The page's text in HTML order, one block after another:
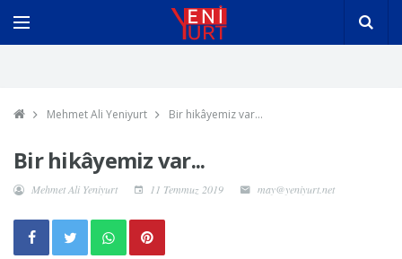
Mehmet Ali Yeniyurt Bir hikâyemiz var...
Bir hikâyemiz var...
Mehmet Ali Yeniyurt 11 Temmuz 2019 may@yeniyurt.net